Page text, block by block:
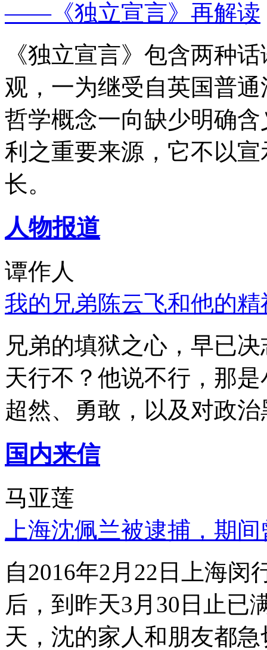
——《独立宣言》再解读
《独立宣言》包含两种
观，一为继受自英国普
哲学概念一向缺少明确
利之重要来源，它不以
长。
人物报道
谭作人
我的兄弟陈云飞和他的
兄弟的填狱之心，早已
天行不？他说不行，那
超然、勇敢，以及对政
国内来信
马亚莲
上海沈佩兰被逮捕，期
自2016年2月22日上海
后，到昨天3月30日止已
天，沈的家人和朋友都